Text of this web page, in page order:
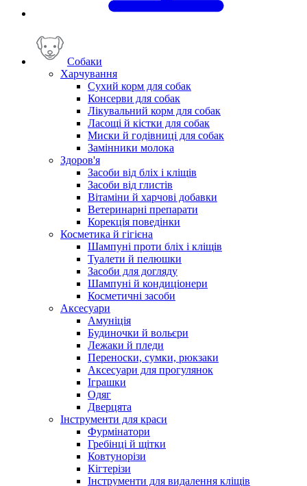
Собаки
Харчування
Сухий корм для собак
Консерви для собак
Лікувальний корм для собак
Ласощі й кістки для собак
Миски й годівниці для собак
Замінники молока
Здоров'я
Засоби від бліх і кліщів
Засоби від глистів
Вітаміни й харчові добавки
Ветеринарні препарати
Корекція поведінки
Косметика й гігієна
Шампуні проти бліх і кліщів
Туалети й пелюшки
Засоби для догляду
Шампуні й кондиціонери
Косметичні засоби
Аксесуари
Амуніція
Будиночки й вольєри
Лежаки й пледи
Переноски, сумки, рюкзаки
Аксесуари для прогулянок
Іграшки
Одяг
Дверцята
Інструменти для краси
Фурмінатори
Гребінці й щітки
Ковтунорізи
Кігтерізи
Інструменти для видалення кліщів